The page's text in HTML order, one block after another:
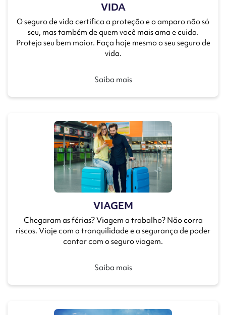
VIDA
O seguro de vida certifica a proteção e o amparo não só
seu, mas também de quem você mais ama e cuida.
Proteja seu bem maior. Faça hoje mesmo o seu seguro de
vida.
Saiba mais
VIAGEM
Chegaram as férias? Viagem a trabalho? Não corra
riscos. Viaje com a tranquilidade e a segurança de poder
contar com o seguro viagem.
Saiba mais